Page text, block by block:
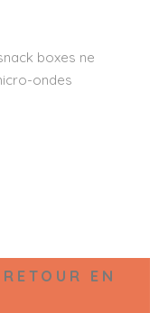
boxes ne
ondes
EN